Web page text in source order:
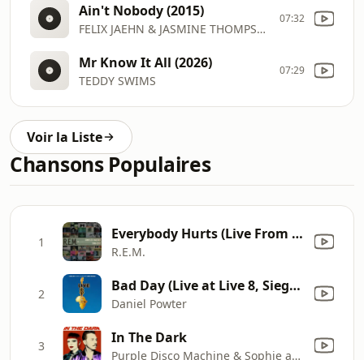
Ain't Nobody (2015)
FELIX JAEHN & JASMINE THOMPSON
07:32
Mr Know It All (2026)
TEDDY SWIMS
07:29
Voir la Liste
Chansons Populaires
1 Everybody Hurts (Live From Athens, GA / 11/19/1992)
R.E.M.
2 Bad Day (Live at Live 8, Siegessäule, Berlin, 2nd July 2005)
Daniel Powter
3 In The Dark
Purple Disco Machine & Sophie and the Giants